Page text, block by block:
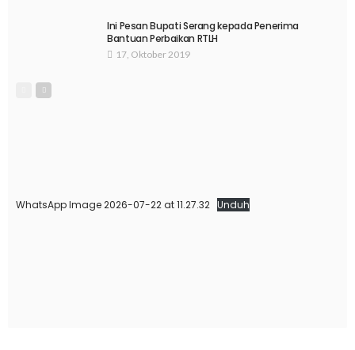
Ini Pesan Bupati Serang kepada Penerima
Bantuan Perbaikan RTLH
17, Oktober 2019
WhatsApp Image 2026-07-22 at 11.27.32 Unduh